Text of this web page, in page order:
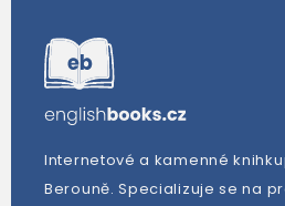
Internetové a kamenné
Berouně. Specializuje se na